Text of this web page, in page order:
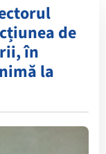
de
în
la